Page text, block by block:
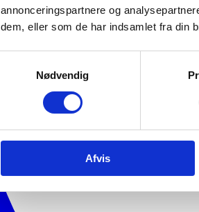
annonceringspartnere og
dem, eller som de har indsamlet fra din
Nødvendig
Afvis